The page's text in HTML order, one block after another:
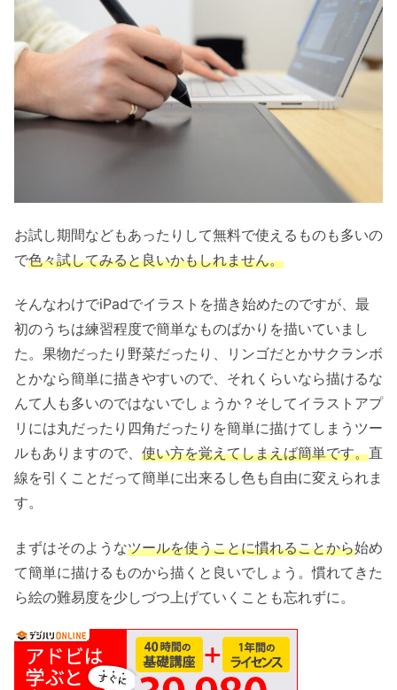
お試し期間などもあったりして無料で使えるものも多いの
で色々試してみると良いかもしれません。
そんなわけでiPadでイラストを描き始めたのですが、最
初のうちは練習程度で簡単なものばかりを描いていまし
た。果物だったり野菜だったり、リンゴだとかサクランボ
とかなら簡単に描きやすいので、それくらいなら描けるな
んて人も多いのではないでしょうか？そしてイラストアプ
リには丸だったり四角だったりを簡単に描けてしまうツー
ルもありますので、 使い方を覚えてしまえば簡単です。直
線を引くことだって簡単に出来るし色も自由に変えられま
す。
まずはそのようなツールを使うことに慣れることから始め
て簡単に描けるものから描くと良いでしょう。慣れてきた
ら絵の難易度を少しづつ上げていくことも忘れずに。